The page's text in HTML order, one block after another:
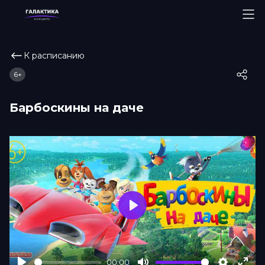
К расписанию
Барбоскины на даче
6+
00:00
Play